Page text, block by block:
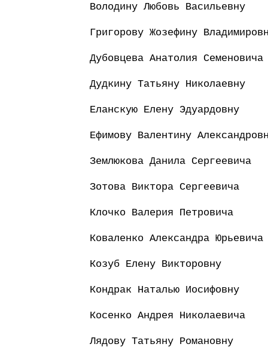
Володину Любовь Васильевну
Григорову Жозефину
Дубовцева Анатолия Семеновича
Дудкину Татьяну Николаевну
Еланскую Елену Эдуардовну
Ефимову Валентину
Землюкова Данила Сергеевича
Зотова Виктора Сергеевича
Клочко Валерия Петровича
Коваленко Александра Юрьевича
Козуб Елену Викторовну
Кондрак Наталью Иосифовну
Косенко Андрея Николаевича
Лядову Татьяну Романовну